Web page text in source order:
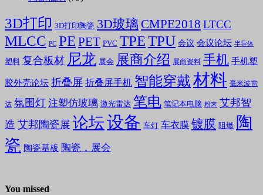
3D打印 3D打印陶瓷 3D玻璃 CMPE2018 LTCC
MLCC PC PE PET PVC TPETPU 会议 会议论坛 半导体
塑料 复合板材 尼龙 展会 展商介绍 展商资料 手机 手机塑
胶外壳论坛 折叠屏 折叠屏手机 智能穿戴材料 毫米波雷
达 氛围灯 注塑仿玻璃 激光雷达 笔电 笔记本电脑 粉末 艾邦智
造 艾邦陶瓷展 论坛设备 车灯 车衣膜 镀膜 阻燃 陶
瓷 陶瓷基板 陶瓷，展会
You missed